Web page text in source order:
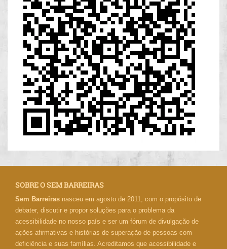
SOBRE O SEM BARREIRAS
Sem Barreiras nasceu em agosto de 2011, com o propósito de
debater, discutir e propor soluções para o problema da
acessibilidade no nosso país e ser um fórum de divulgação de
ações afirmativas e histórias de superação de pessoas com
deficiência e suas famílias. Acreditamos que acessibilidade e